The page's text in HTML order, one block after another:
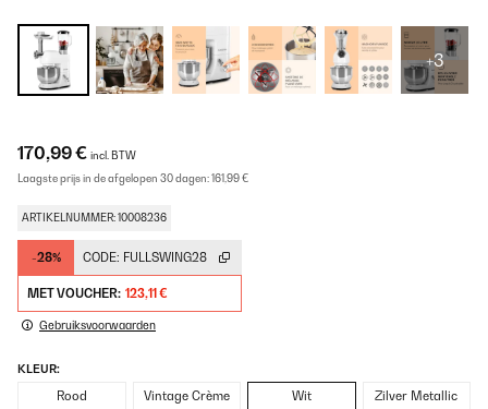
+3
170,99 € incl. BTW
Laagste prijs in de afgelopen 30 dagen:161,99 €
ARTIKELNUMMER: 10008236
-28% CODE: FULLSWING28
MET VOUCHER: 123,11 €
Gebruiksvoorwaarden
KLEUR:
Rood Vintage Crème Wit Zilver Metallic